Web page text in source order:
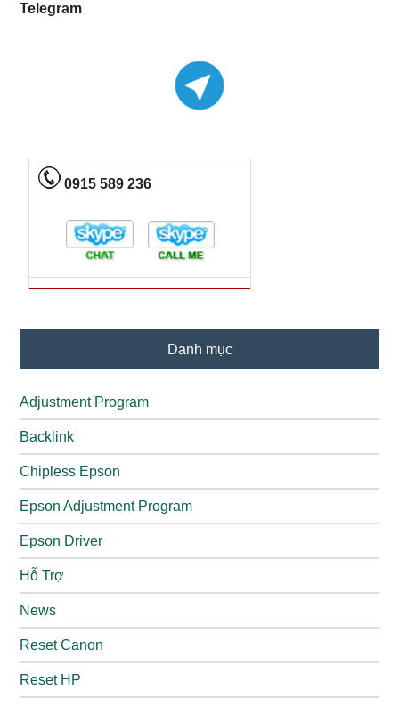
Telegram
0915 589 236
Danh mục
Adjustment Program
Backlink
Chipless Epson
Epson Adjustment Program
Epson Driver
Hỗ Trợ
News
Reset Canon
Reset HP